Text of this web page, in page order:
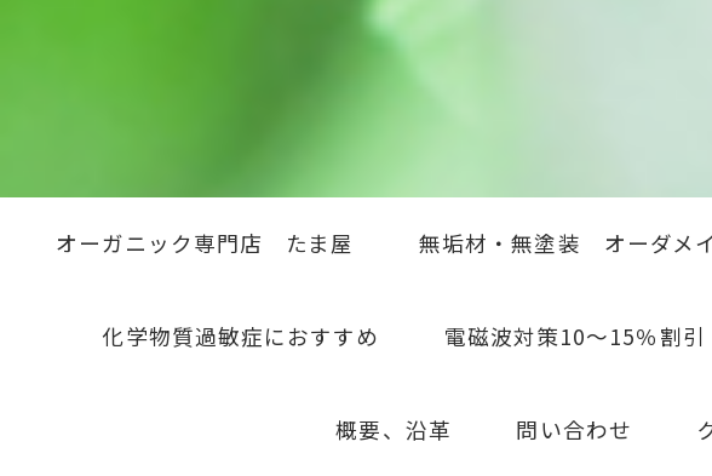
オーガニック専門店 たま屋 無垢材・無塗装 オーダメ
化学物質過敏症におすすめ 電磁波対策10～15％割
概要、沿革 問い合わせ